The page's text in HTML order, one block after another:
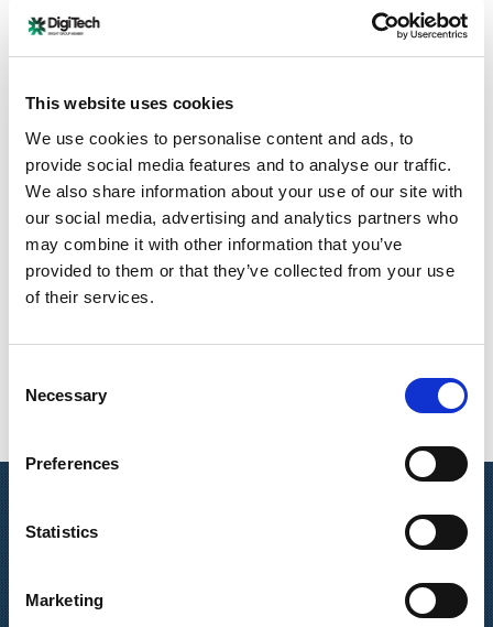
This website uses cookies
We use cookies to personalise content and ads, to
provide social media features and to analyse our traffic.
We also share information about your use of our site with
our social media, advertising and analytics partners who
may combine it with other information that you’ve
provided to them or that they’ve collected from your use
of their services.
Selection
Necessary
Preferences
Statistics
Marketing
παραπόνων, αλλά και την σωστή και αντικειμενική
διευθέτηση τους
προγράμματα για την ευαισθητοποίηση των
εργαζομένων σε θέματα ισότητας των φύλων.
Μέσω των δεσμεύσεων της παρούσας πολιτικής,
φιλοδοξούμε να γίνουμε ένα πρότυπο εταιρείας που
σέβεται και υποστηρίζει την ισότητα των φύλων,
ενισχύοντας την ανάπτυξη και την ευημερία όλων των
εργαζομένων μας.
Υπηρεσίες & Προϊόντα